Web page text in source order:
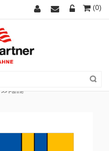
(0)
>>Fahne